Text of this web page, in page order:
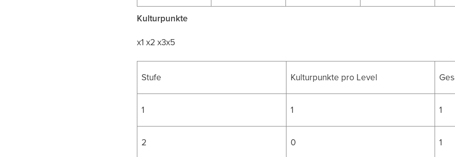
Kulturpunkte
x1 x2 x3x5
Stufe Kulturpunkte pro Level
1 1 1
2 0 1